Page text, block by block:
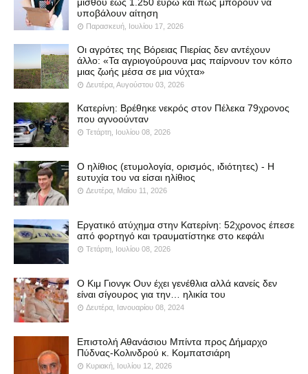
υποβάλουν αίτηση
Παρασκευή, Ιουλίου 17, 2026
Οι αγρότες της Βόρειας Πιερίας δεν αντέχουν
άλλο: «Τα αγριογούρουνα μας παίρνουν τον κόπο
μιας ζωής μέσα σε μια νύχτα»
Δευτέρα, Αυγούστου 03, 2026
Κατερίνη: Βρέθηκε νεκρός στον Πέλεκα 79χρονος
που αγνοούνταν
Τετάρτη, Ιουλίου 08, 2026
Ο ηλίθιος (ετυμολογία, ορισμός, ιδιότητες) - Η
ευτυχία του να είσαι ηλίθιος
Δευτέρα, Μαΐου 11, 2026
Εργατικό ατύχημα στην Κατερίνη: 52χρονος έπεσε
από φορτηγό και τραυματίστηκε στο κεφάλι
Τετάρτη, Ιουλίου 08, 2026
Ο Κιμ Γιονγκ Ουν έχει γενέθλια αλλά κανείς δεν
είναι σίγουρος για την… ηλικία του
Δευτέρα, Ιανουαρίου 08, 2024
Επιστολή Αθανάσιου Μπίντα προς Δήμαρχο
Πύδνας-Κολινδρού κ. Κομπατσιάρη
Κυριακή, Ιουλίου 12, 2026